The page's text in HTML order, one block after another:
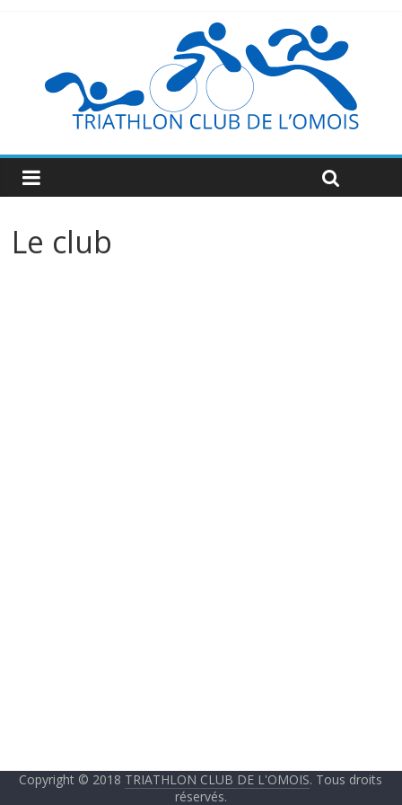
Le club
Copyright © 2018 TRIATHLON CLUB DE L'OMOIS. Tous droits
réservés.